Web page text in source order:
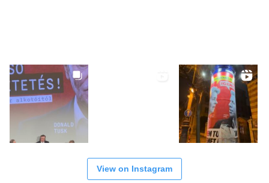
View on Instagram